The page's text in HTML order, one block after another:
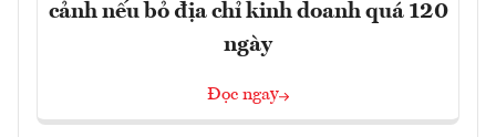
cảnh nếu bỏ địa chỉ kinh doanh quá 120
ngày
Đọc ngay